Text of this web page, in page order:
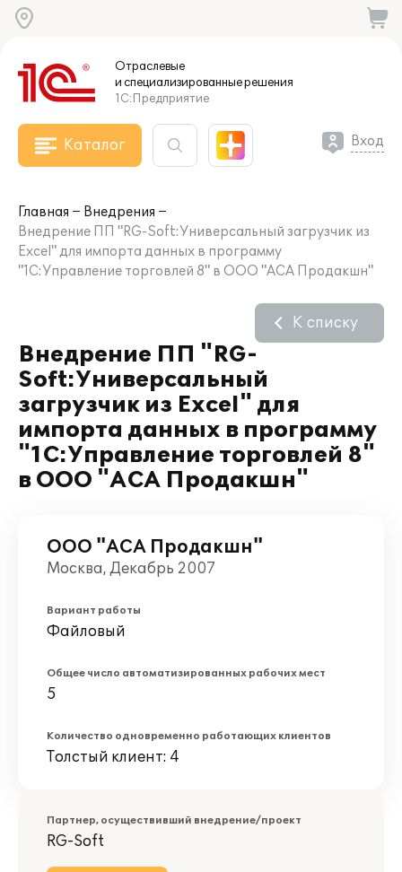
Отраслевые
и специализированныерешения
1С:Предприятие
Каталог Вход
Главная
Внедрения
Внедрение ПП "RG-Soft:Универсальный загрузчик из
Excel" для импорта данных в программу
"1С:Управление торговлей 8" в ООО "АСА Продакшн"
Внедрение ПП "RG-
Soft:Универсальный
загрузчик из Excel" для
импорта данных в программу
"1С:Управление торговлей 8"
в ООО "АСА Продакшн"
К списку
ООО "АСА Продакшн"
Москва, Декабрь 2007
Вариант работы
Файловый
Общее число автоматизированных рабочих мест
5
Количество одновременно работающих клиентов
Толстый клиент: 4
Партнер, осуществивший внедрение/проект
RG-Soft